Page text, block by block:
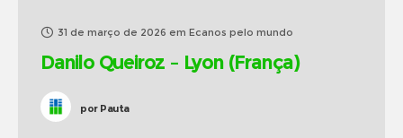
31 de março de 2026 em Ecanos pelo mundo
Danilo Queiroz – Lyon (França)
porPauta